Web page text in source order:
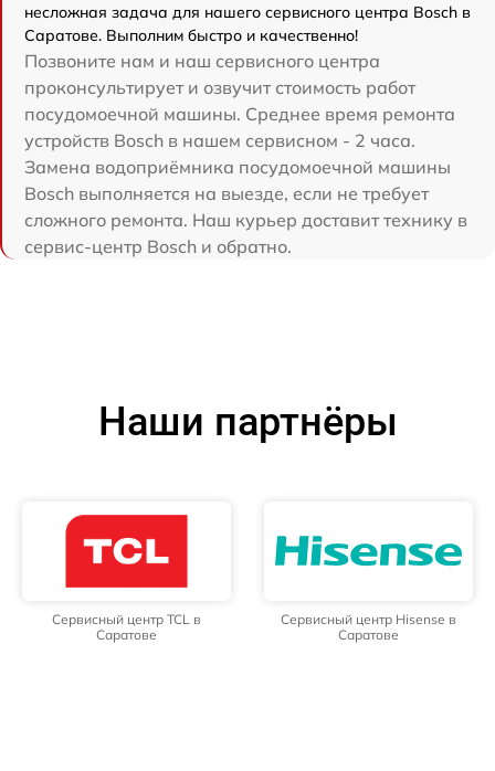
несложная задача для нашего сервисного центра Bosch в
Саратове. Выполним быстро и качественно!
Позвоните нам и наш сервисного центра
проконсультирует и озвучит стоимость работ
посудомоечной машины. Среднее время ремонта
устройств Bosch в нашем сервисном - 2 часа.
Замена водоприёмника посудомоечной машины
Bosch выполняется на выезде, если не требует
сложного ремонта. Наш курьер доставит технику в
сервис-центр Bosch и обратно.
Наши партнёры
Сервисный центр TCL в
Саратове
Сервисный центр Hisense в
Саратове